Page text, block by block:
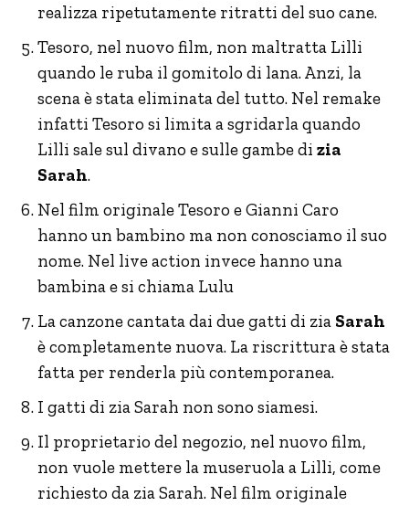
realizza ripetutamente ritratti del suo cane.
Tesoro, nel nuovo film, non maltratta Lilli
quando le ruba il gomitolo di lana. Anzi, la
scena è stata eliminata del tutto. Nel remake
infatti Tesoro si limita a sgridarla quando
Lilli sale sul divano e sulle gambe di zia
Sarah.
Nel film originale Tesoro e Gianni Caro
hanno un bambino ma non conosciamo il suo
nome. Nel live action invece hanno una
bambina e si chiama Lulu
La canzone cantata dai due gatti di zia Sarah
è completamente nuova. La riscrittura è stata
fatta per renderla più contemporanea.
I gatti di zia Sarah non sono siamesi.
Il proprietario del negozio, nel nuovo film,
non vuole mettere la museruola a Lilli, come
richiesto da zia Sarah. Nel film originale